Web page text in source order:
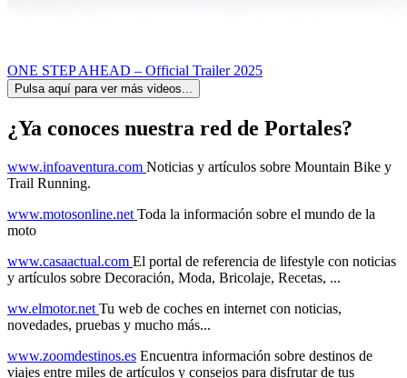
ONE STEP AHEAD – Official Trailer 2025
Pulsa aquí para ver más videos...
¿Ya conoces nuestra red de Portales?
www.infoaventura.com Noticias y artículos sobre Mountain Bike y
Trail Running.
www.motosonline.net Toda la información sobre el mundo de la
moto
www.casaactual.com El portal de referencia de lifestyle con noticias
y artículos sobre Decoración, Moda, Bricolaje, Recetas, ...
ww.elmotor.net Tu web de coches en internet con noticias,
novedades, pruebas y mucho más...
www.zoomdestinos.es Encuentra información sobre destinos de
viajes entre miles de artículos y consejos para disfrutar de tus